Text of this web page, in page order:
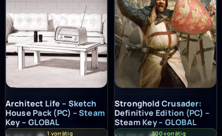
Architect Life – Sketch House Pack (PC) – Steam Key – GLOBAL
Architect Life – Sketch
House Pack (PC) – Steam
Key – GLOBAL
1 vorrätig
Stronghold Crusader: Definitive
Stronghold Crusader:
Definitive Edition (PC) –
Steam Key – GLOBAL
500 vorrätig